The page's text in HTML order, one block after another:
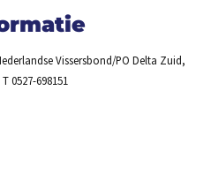
Vissersbond/PO Delta Zuid,
0527-698151